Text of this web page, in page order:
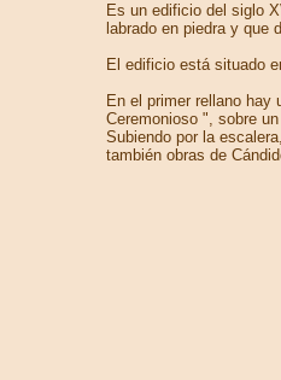
Es un edificio del siglo
labrado en piedra y que
El edificio está situado
En el primer rellano hay
Ceremonioso ", sobre
Subiendo por la
también obras de